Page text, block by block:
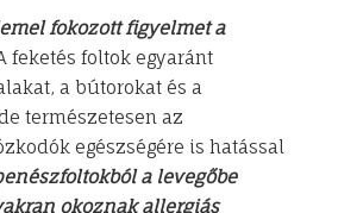
fokozott figyelmet a
feketés foltok egyaránt
a bútorokat és a
természetesen az
egészségére is hatással
a levegőbe
okoznak allergiás